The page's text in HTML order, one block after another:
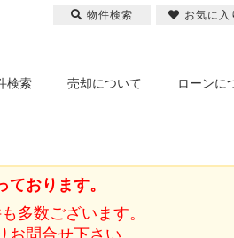
検索 売却について ローンに
おります。
多数ございます。
問合せ下さい。
物件検索 お気に入